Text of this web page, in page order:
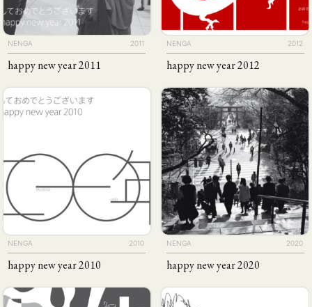
NENGA 2011
happy new year 2011
NENGA 2012
happy new year 2012
NENGA 2010
happy new year 2010
NENGA 2020
happy new year 2020